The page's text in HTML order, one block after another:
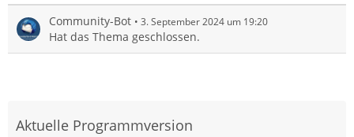
Community-Bot 3. September 2024 um 19:20
Hat das Thema geschlossen.
Aktuelle Programmversion